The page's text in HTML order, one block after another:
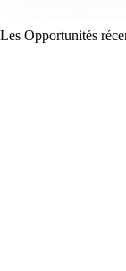
Les Opportunités